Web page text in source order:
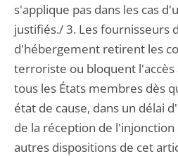
s'applique pas dans les cas
justifiés./ 3. Les fournisseurs
d'hébergement retirent les
terroriste ou bloquent l'accès
tous les États membres dès
état de cause, dans un délai
de la réception de l'injonction
autres dispositions de cet